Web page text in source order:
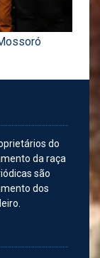
do
da raça
são
dos